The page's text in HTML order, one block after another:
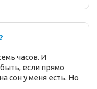
часов. И
если прямо
сон у меня есть. Но